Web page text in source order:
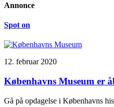
Annonce
Spot on
12. februar 2020
Københavns Museum er
Gå på opdagelse i Københavns